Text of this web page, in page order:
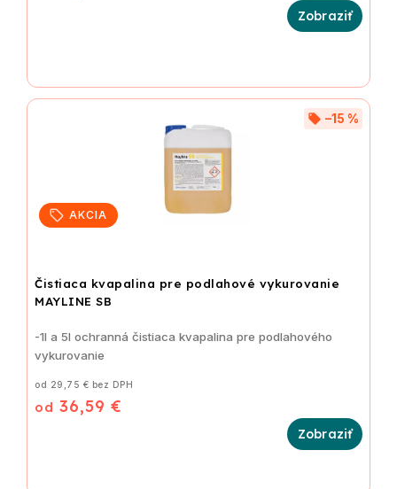
AKCIA
Čistiaca kvapalina pre podlahové vykurovanie
MAYLINE SB
–15 %
od 29,75 € bez DPH
od 36,59 €
-1l a 5l ochranná čistiaca kvapalina pre podlahového
vykurovanie